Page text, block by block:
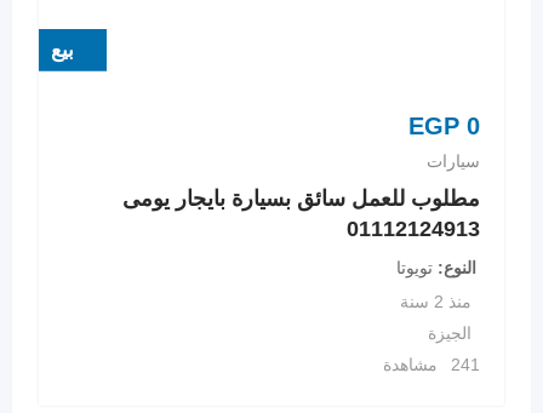
بيع
EGP 0
سيارات
مطلوب للعمل سائق بسيارة بايجار يومى
01112124913
النوع
تويوتا
منذ 2 سنة
الجيزة
241 مشاهدة